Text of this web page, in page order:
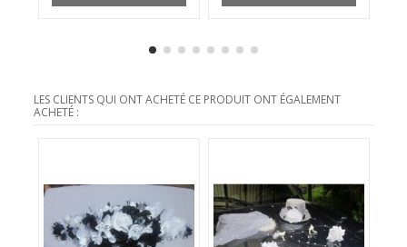
LES CLIENTS QUI ONT ACHETÉ CE PRODUIT ONT ÉGALEMENT
ACHETÉ :